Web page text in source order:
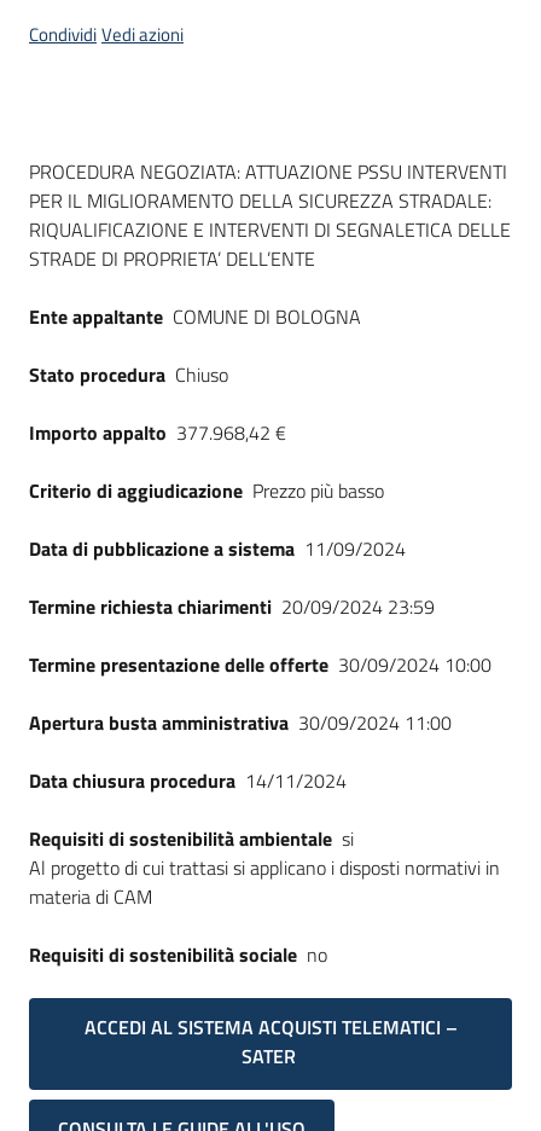
CondividiVedi azioni
Dati del bando
PROCEDURA NEGOZIATA: ATTUAZIONE PSSU INTERVENTI
PER IL MIGLIORAMENTO DELLA SICUREZZA STRADALE:
RIQUALIFICAZIONE E INTERVENTI DI SEGNALETICA DELLE
STRADE DI PROPRIETA’ DELL’ENTE
Ente appaltante COMUNE DI BOLOGNA
Stato procedura Chiuso
Importo appalto 377.968,42 €
Criterio di aggiudicazione Prezzo più basso
Data di pubblicazione a sistema 11/09/2024
Termine richiesta chiarimenti 20/09/2024 23:59
Termine presentazione delle offerte 30/09/2024 10:00
Apertura busta amministrativa 30/09/2024 11:00
Data chiusura procedura 14/11/2024
Requisiti di sostenibilità ambientale si
Al progetto di cui trattasi si applicano i disposti normativi in
materia di CAM
Requisiti di sostenibilità sociale no
ACCEDI AL SISTEMA ACQUISTI TELEMATICI –
SATER